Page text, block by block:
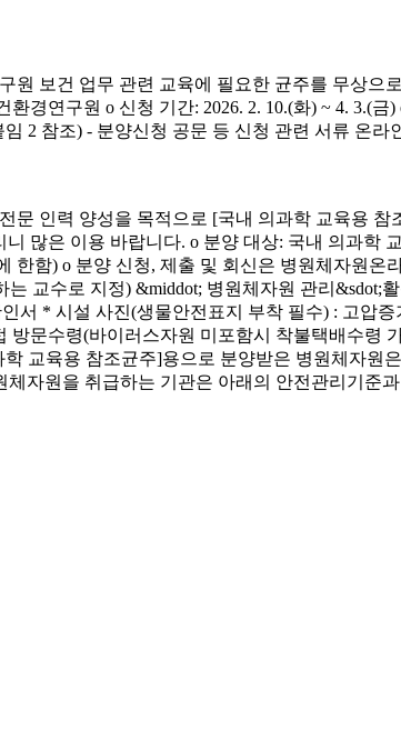
보건 업무 관련 교육에 필요한 균주를 무상으
연구원 o 신청 기간: 2026. 2. 10.(화) ~ 4. 3.(금)
2 참조) - 분양신청 공문 등 신청 관련 서류 온
인력 양성을 목적으로 [국내 의과학 교육용
많은 이용 바랍니다. o 분양 대상: 국내 의과학
한함) o 분양 신청, 제출 및 회신은 병원체자원온
교수로 지정) &middot; 병원체자원 관리&sdot;
서 * 시설 사진(생물안전표지 부착 필수) : 고압
방문수령(바이러스자원 미포함시 착불택배수령
교육용 참조균주]용으로 분양받은 병원체자원
자원을 취급하는 기관은 아래의 안전관리기준